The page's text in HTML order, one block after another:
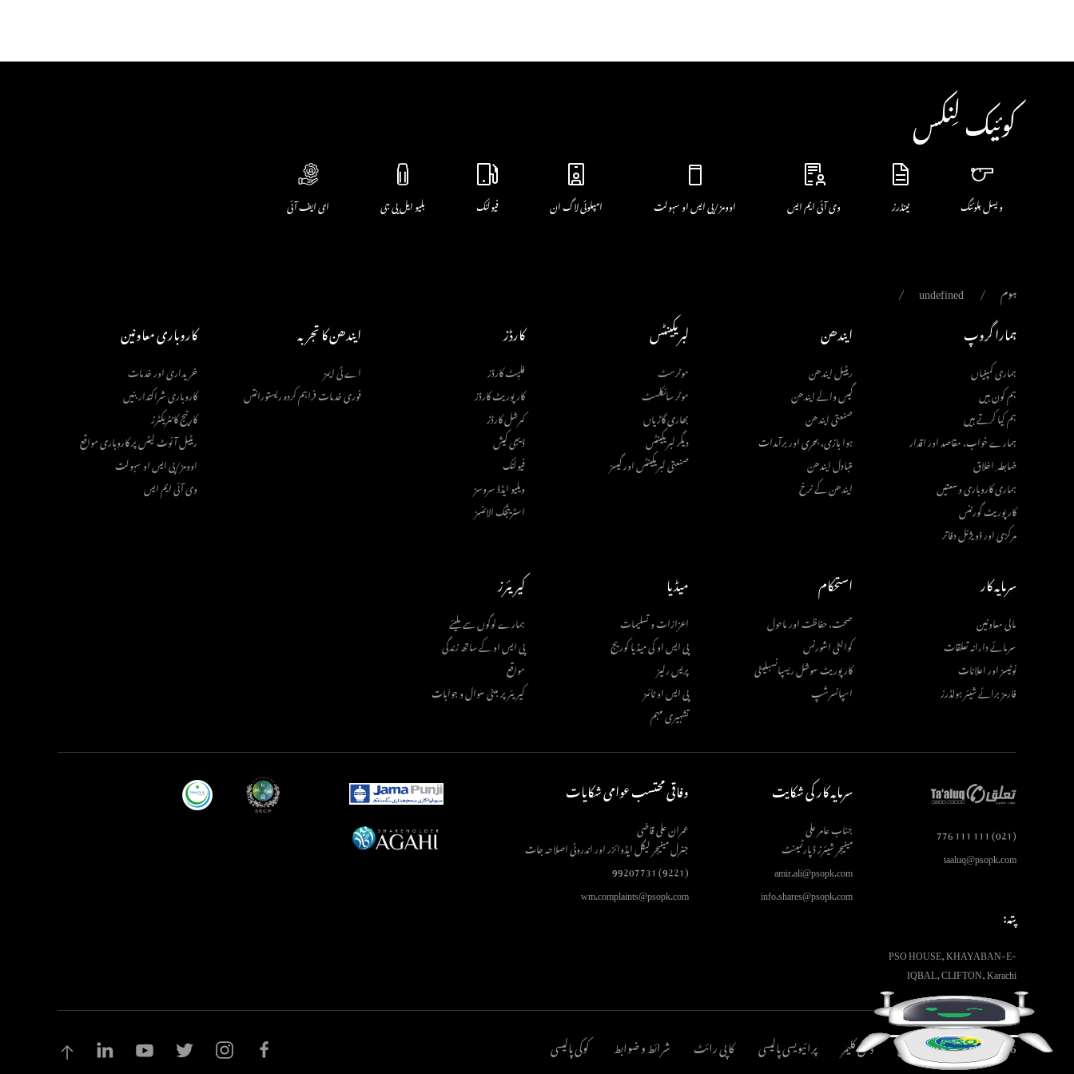
کوئیک لِنکس
ویسل بلوئنگ ٹینڈرز وی آئی ایم ایس اوومز/پی ایس او سہولت امپلوئی لاگ ان فیولنک بلیو ایل پی جی ای ایف آئی
ہوم undefined
ہمارا گروپ
ہماری کمپنیاں
ہم کون ہیں
ہم کیا کرتے ہیں
ہمارے خواب، مقاصد اور اقدار
ضابطہ ِ اخلاق
ہماری کاروباری وسعتیں
کارپوریٹ گورننس
مرکزی اور ڈویژنل دفاتر
ایندھن
ریٹیل ایندھن
گیس والے ایندھن
صنعتی ایندھن
ہوا بازی، بحری اور برآمدات
متبادل ایندھن
ایندھن کے نرخ
لبریکینٹس
موٹرسٹ
موٹر سائکلسٹ
بھاری گاڑیاں
دیگر لبریکینٹس
صنعتی لبریکینٹس اور گیسز
کارڈز
فلیِٹ کارڈز
کارپوریٹ کارڈز
کمرشل کارڈز
ڈیجی کیش
فیولنک
ویلیو ایڈڈ سروسز
اسٹریٹجک الائنسز
ایندھن کا تجربہ
اے ٹی ایمز
فوری خدمات فراہم کردہ ریستورانتس
کاروباری معاونین
خریداری اور خدمات
کاروباری شراکتدار بنیں
کارٹیج کانٹریکٹرز
ریٹیل آئوٹ لیٹس پر کاروباری مواقع
اوومز/پی ایس او سہولت
وی آئی ایم ایس
سرمایہ کار
مالی معاونین
سرمائے دارانہ تعلقات
نوٹیسز اور اعلانات
فارمز برائے شیئر ہولڈرز
استحکام
صحت، حفاظت اور ماحول
کوالٹی اشورنس
کارپوریٹ سوشل ریسپانسبلیٹی
اسپانسرشپ
میڈیا
اعزازات و تسلیمات
پی ایس او کی میڈیا کوریج
پریس رلیز
پی ایس او ٹائمز
تشہیری مہم
کیریئرز
ہمارے لوگوں سے ملیئے
پی ایس او کے ساتھ زندگی
مواقع
کیریئر پر مبنی سوال و جوابات
(021) 111 111 776
taaluq@psopk.com
پتہ:
PSO HOUSE, KHAYABAN-E-
IQBAL, CLIFTON, Karachi
سرمایہ کار کی شکایت
جناب عامر علی
مینیجر شیئرز ڈپارٹمینٹ
amir.ali@psopk.com
info.shares@psopk.com
وفاقی محتسب عوامی شکایات
عمران علی قاضی
جنرل مینیجر لیگل ایڈوائزر اور اندرونی اصلاحہ جات
(9221) 99207731
wm.complaints@psopk.com
2026 © پاکستان اسٹیٹ آئل ڈس کلیمر پرائیویسی پالیسی کاپی رائٹ شرائط و ضوابط کوکی پالیسی